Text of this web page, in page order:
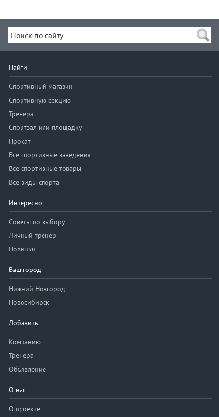
Найти
Спортивный магазин
Спортивную секцию
Тренера
Спортзал или площадку
Прокат
Все спортивные заведения
Все спортивные товары
Все виды спорта
Интересно
Советы по выбору
Личный тренер
Новинки
Ваш город
Нижний Новгород
Новосибирск
Добавить
Компанию
Тренера
Объявление
О нас
О проекте